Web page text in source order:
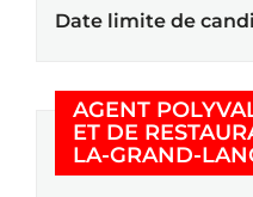
Date limite de
AGENT
ET DE
LA-GRAND-